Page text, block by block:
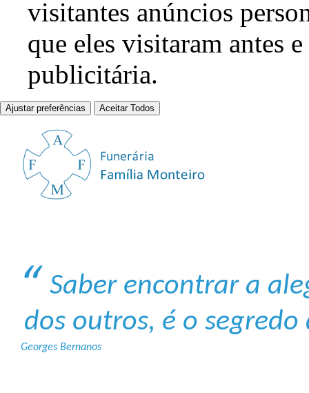
visitantes anúncios
que eles visitaram antes
publicitária.
Ajustar preferências Aceitar Todos
Saber encontrar a
dos outros, é o
Georges Bernanos